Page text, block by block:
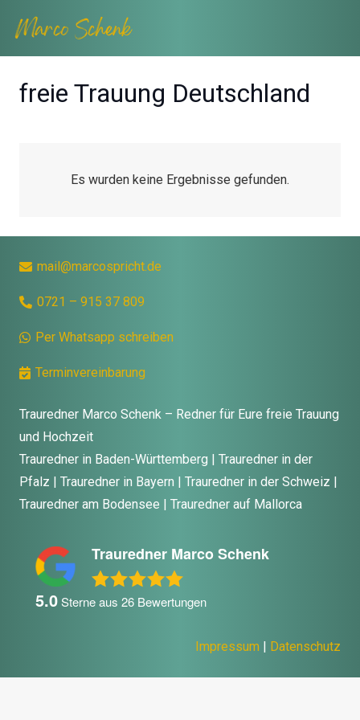
freie Trauung Deutschland
Es wurden keine Ergebnisse gefunden.
mail@marcospricht.de
0721 – 915 37 809
Per Whatsapp schreiben
Terminvereinbarung
Trauredner Marco Schenk – Redner für Eure freie Trauung
und Hochzeit
Trauredner in Baden-Württemberg | Trauredner in der
Pfalz | Trauredner in Bayern | Trauredner in der Schweiz |
Trauredner am Bodensee | Trauredner auf Mallorca
Trauredner Marco Schenk
5.0Sterne aus 26 Bewertungen
Impressum | Datenschutz